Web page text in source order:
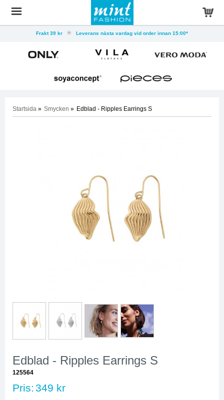
Frakt 39 kr Leverans nästa vardag vid order innan 15:00*
Startsida » Smycken » Edblad - Ripples Earrings S
Edblad - Ripples Earrings S
125564
Pris: 349 kr